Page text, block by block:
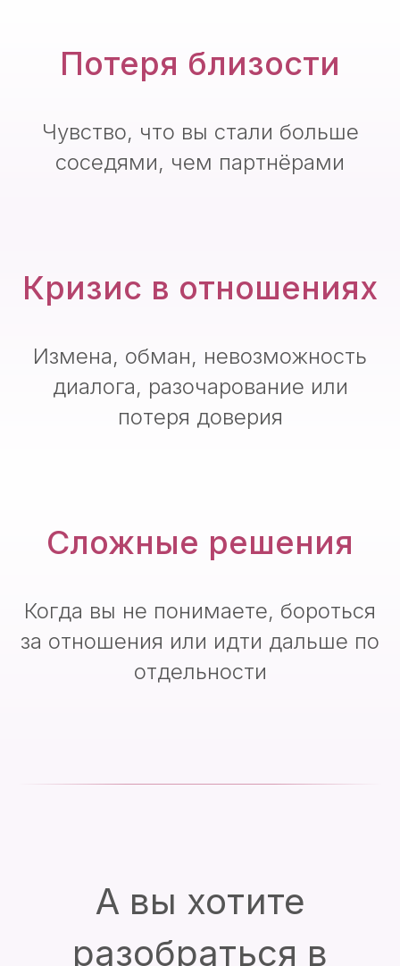
Потеря близости
Чувство, что вы стали больше
соседями, чем партнёрами
Кризис в отношениях
Измена, обман, невозможность
диалога, разочарование или
потеря доверия
Сложные решения
Когда вы не понимаете, бороться
за отношения или идти дальше по
отдельности
А вы хотите
разобраться в